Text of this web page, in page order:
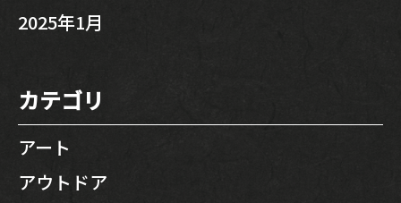
2025年1月
カテゴリ
アート
アウトドア